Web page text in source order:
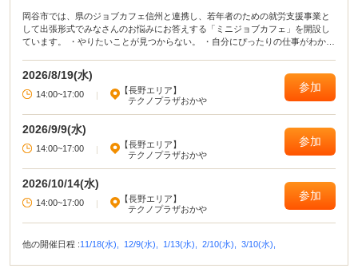
岡谷市では、県のジョブカフェ信州と連携し、若年者のための就労支援事業と
して出張形式でみなさんのお悩みにお答えする「ミニジョブカフェ」を開設し
ています。 ・やりたいことが見つからない。 ・自分にぴったりの仕事がわから
2026/8/19(水)
14:00~17:00
【長野エリア】
テクノプラザおかや
参加
2026/9/9(水)
14:00~17:00
【長野エリア】
テクノプラザおかや
参加
2026/10/14(水)
14:00~17:00
【長野エリア】
テクノプラザおかや
参加
他の開催日程 :11/18(水), 12/9(水), 1/13(水), 2/10(水), 3/10(水),